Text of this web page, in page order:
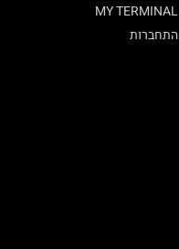
MY TERMINAL
התחברות